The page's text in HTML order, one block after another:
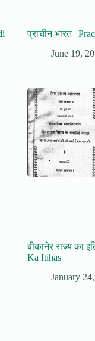
प्राचीन भारत |
June 19,
बीकानेर राज्य का
Ka Itihas
January